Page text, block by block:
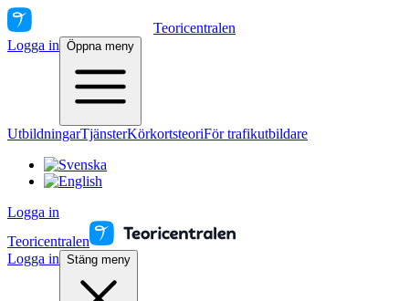
Teoricentralen
Logga in Öppna meny
UtbildningarTjänsterKörkortsteoriFör trafikutbildare
Logga in
Teoricentralen
Logga in Stäng meny